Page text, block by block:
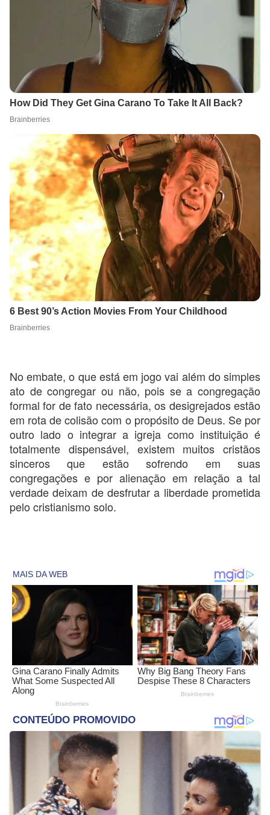
No embate, o que está em jogo vai além do simples
ato de congregar ou não, pois se a congregação
formal for de fato necessária, os desigrejados estão
em rota de colisão com o propósito de Deus. Se por
outro lado o integrar a igreja como instituição é
totalmente dispensável, existem muitos cristãos
sinceros que estão sofrendo em suas
congregações e por alienação em relação a tal
verdade deixam de desfrutar a liberdade prometida
pelo cristianismo solo.